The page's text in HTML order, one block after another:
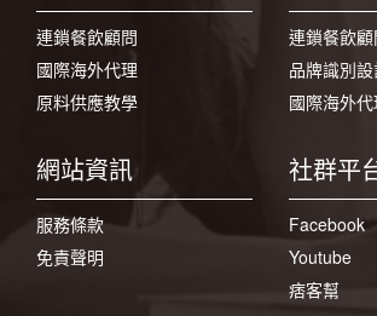
連鎖餐飲顧問
國際海外代理
原料供應教學
連鎖餐飲顧
品牌識別
國際海外代
網站資訊
服務條款
免責聲明
社群平
Facebook
Youtube
痞客幫